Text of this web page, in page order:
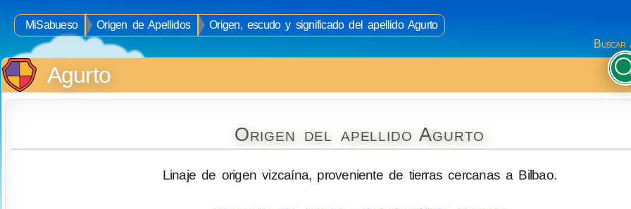
MiSabueso Origen de Apellidos
Origen, escudo y significado del apellido Agurto
Buscar
Agurto
Origen del apellido Agurto
Linaje de origen vizcaína, proveniente de tierras cercanas a Bilbao.